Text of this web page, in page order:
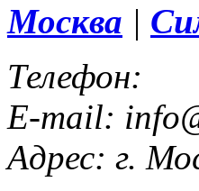
Москва |
Телефон:
E-mail:
Адрес: г.